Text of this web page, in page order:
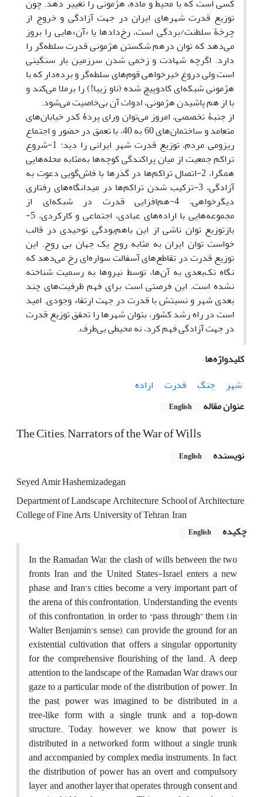
کسی است که با محیط و ماده، هژمونی را تغییر دهد. چون
توزیع قدرت شهرهای ایران در جهت آزادگی و خروج از
چرخۀ سلطنت/بردگی است، رخ‌دادها یا «آن»‌هایی را بروز
می‌دهد که توان درهم شکستن هژمونی قدرت سلطه‌گر را
دارد. اگرچه شهادت‌ و زخمی شدن سرزمین بار سنگینی
است ولی دروغ خیرخواهی قوم‌های سلطه‌گر و برده‌دار که با
هژمونی شبکه‌ای کادوپیچ شده (ناو زیبا!) را برملا می‌کند و
با از هم پاشیدن هژمونی، ادوات آن بی‌خاصیت می‌شود.
از جنبۀ تخصصی، امروز می‌توان ورای پردۀ کدر خیابان‌های
متعامد و ساختمان‌های 60 به 40، با تعمق در حضور و اجتماع
ریزومی مردم، توزیع قدرت شهر ایرانی را دید: 1-شروع
تراکم جمعیت از میان پراکندگی کوچه‌ها به‌مثابه محله‌هایی
همگرا، 2-اتصال تراکم‌ها در گذرها با فاش‌گویی دعوت به
آزادگی، 3-ترکیب شدن تراکم‌ها در میدانگاه‌های رفتاری
دیگرخواهی، 4-هم‌افزایی قدرت در شبکه‌ای از
مجموعه‌هایی با اراده‌های عبادی، اجتماعی و کارکردی، 5-
بازتوزیع توان ناشی از این باهم‌بودگی توحیدی در قالب
خواست توان ایران به مثابه روح یک جهان بی روح. این
توزیع قدرت در تقاطع‌های آسفالت سواره‌ای رخ می‌دهد که
نگاه تک‌بعدی به آن‌ها، توسط نیروها به رسمیت شناخته
نشده است. این فرصتی است برای فهم ظرفیت‌های چند
بعدی شهر و نسبتش با قدرت در جهت ارتقاء وجودی. امید
است در راه رشد کشور، بتوان شهرها را تحقق توزیع قدرت
در جهت آزادگی فهم کرد، نه محیطی بی‌طرف.
کلیدواژه‌ها
شهر
جنگ قدرت
اراده
عنوان مقاله
English
The Cities, Narrators of the War of Wills
نویسنده English
Seyed Amir Hashemizadegan
Department of Landscape Architecture, School of Architecture,
College of Fine Arts, University of Tehran, Iran
چکیده
English
In the Ramadan War, the clash of wills between the two
fronts Iran and the United States-Israel enters a new
phase, and Iran’s cities become a very important part of
the arena of this confrontation. Understanding the events
of this confrontation, in order to “pass through” them (in
Walter Benjamin’s sense), can provide the ground for an
existential cultivation that offers a singular opportunity
for the comprehensive flourishing of the land. A deep
attention to the landscape of the Ramadan War draws our
gaze to a particular mode of the distribution of power. In
the past, power was imagined to be distributed in a
tree‑like form with a single trunk and a top‑down
structure. Today, however, we know that power is
distributed in a networked form, without a single trunk
and accompanied by complex media instruments. In fact,
the distribution of power has an overt and compulsory
layer, and another layer that operates through consent and